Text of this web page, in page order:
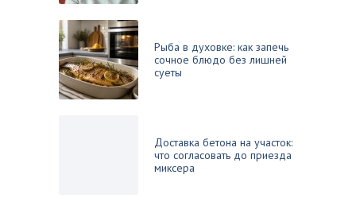
Рыба в духовке: как запечь
сочное блюдо без лишней
суеты
Доставка бетона на участок:
что согласовать до приезда
миксера